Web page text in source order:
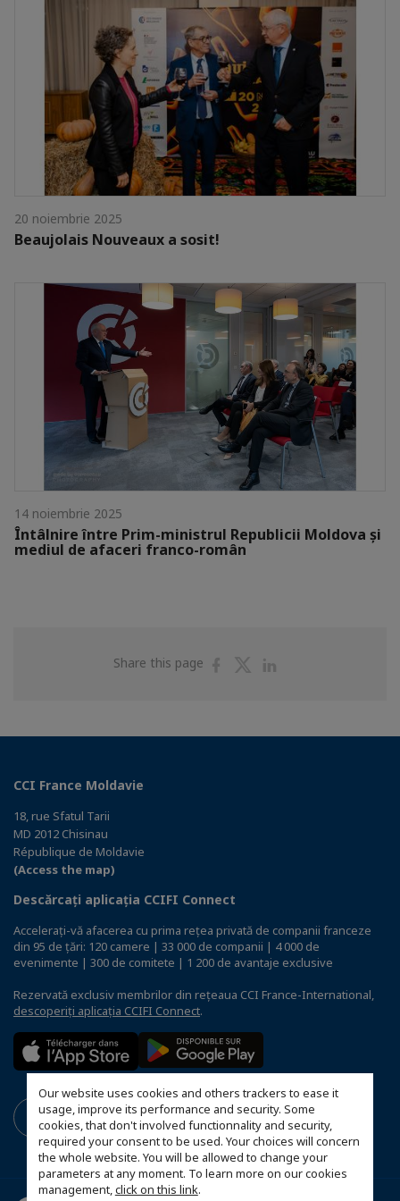
Our website uses cookies and others trackers to ease it
usage, improve its performance and security. Some
cookies, that don't involved functionnality and security,
required your consent to be used. Your choices will concern
the whole website. You will be allowed to change your
parameters at any moment. To learn more on our cookies
management,click on this link.
20 noiembrie 2025
Beaujolais Nouveaux a sosit!
14 noiembrie 2025
Întâlnire între Prim-ministrul Republicii Moldova și
mediul de afaceri franco-român
Share this page
ShareShare
CCI France Moldavie
18, rue Sfatul Tarii
MD 2012 Chisinau
République de Moldavie
(Access the map)
Descărcați aplicația CCIFI Connect
Accelerați-vă afacerea cu prima rețea privată de companii franceze
din 95 de țări: 120 camere | 33 000 de companii | 4 000 de
evenimente | 300 de comitete | 1 200 de avantaje exclusive
Rezervată exclusiv membrilor din rețeaua CCI France-International,
descoperiți aplicația CCIFI Connect.